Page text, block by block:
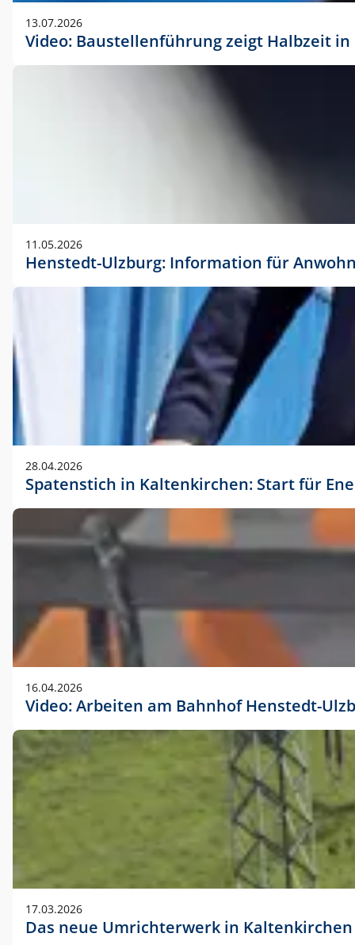
13.07.2026
Video: Baustellenführung zeigt Halbzeit
11.05.2026
Henstedt-Ulzburg: Information für
28.04.2026
Spatenstich in Kaltenkirchen: Start für
16.04.2026
Video: Arbeiten am Bahnhof Henstedt-
17.03.2026
Das neue Umrichterwerk in Kaltenkirchen